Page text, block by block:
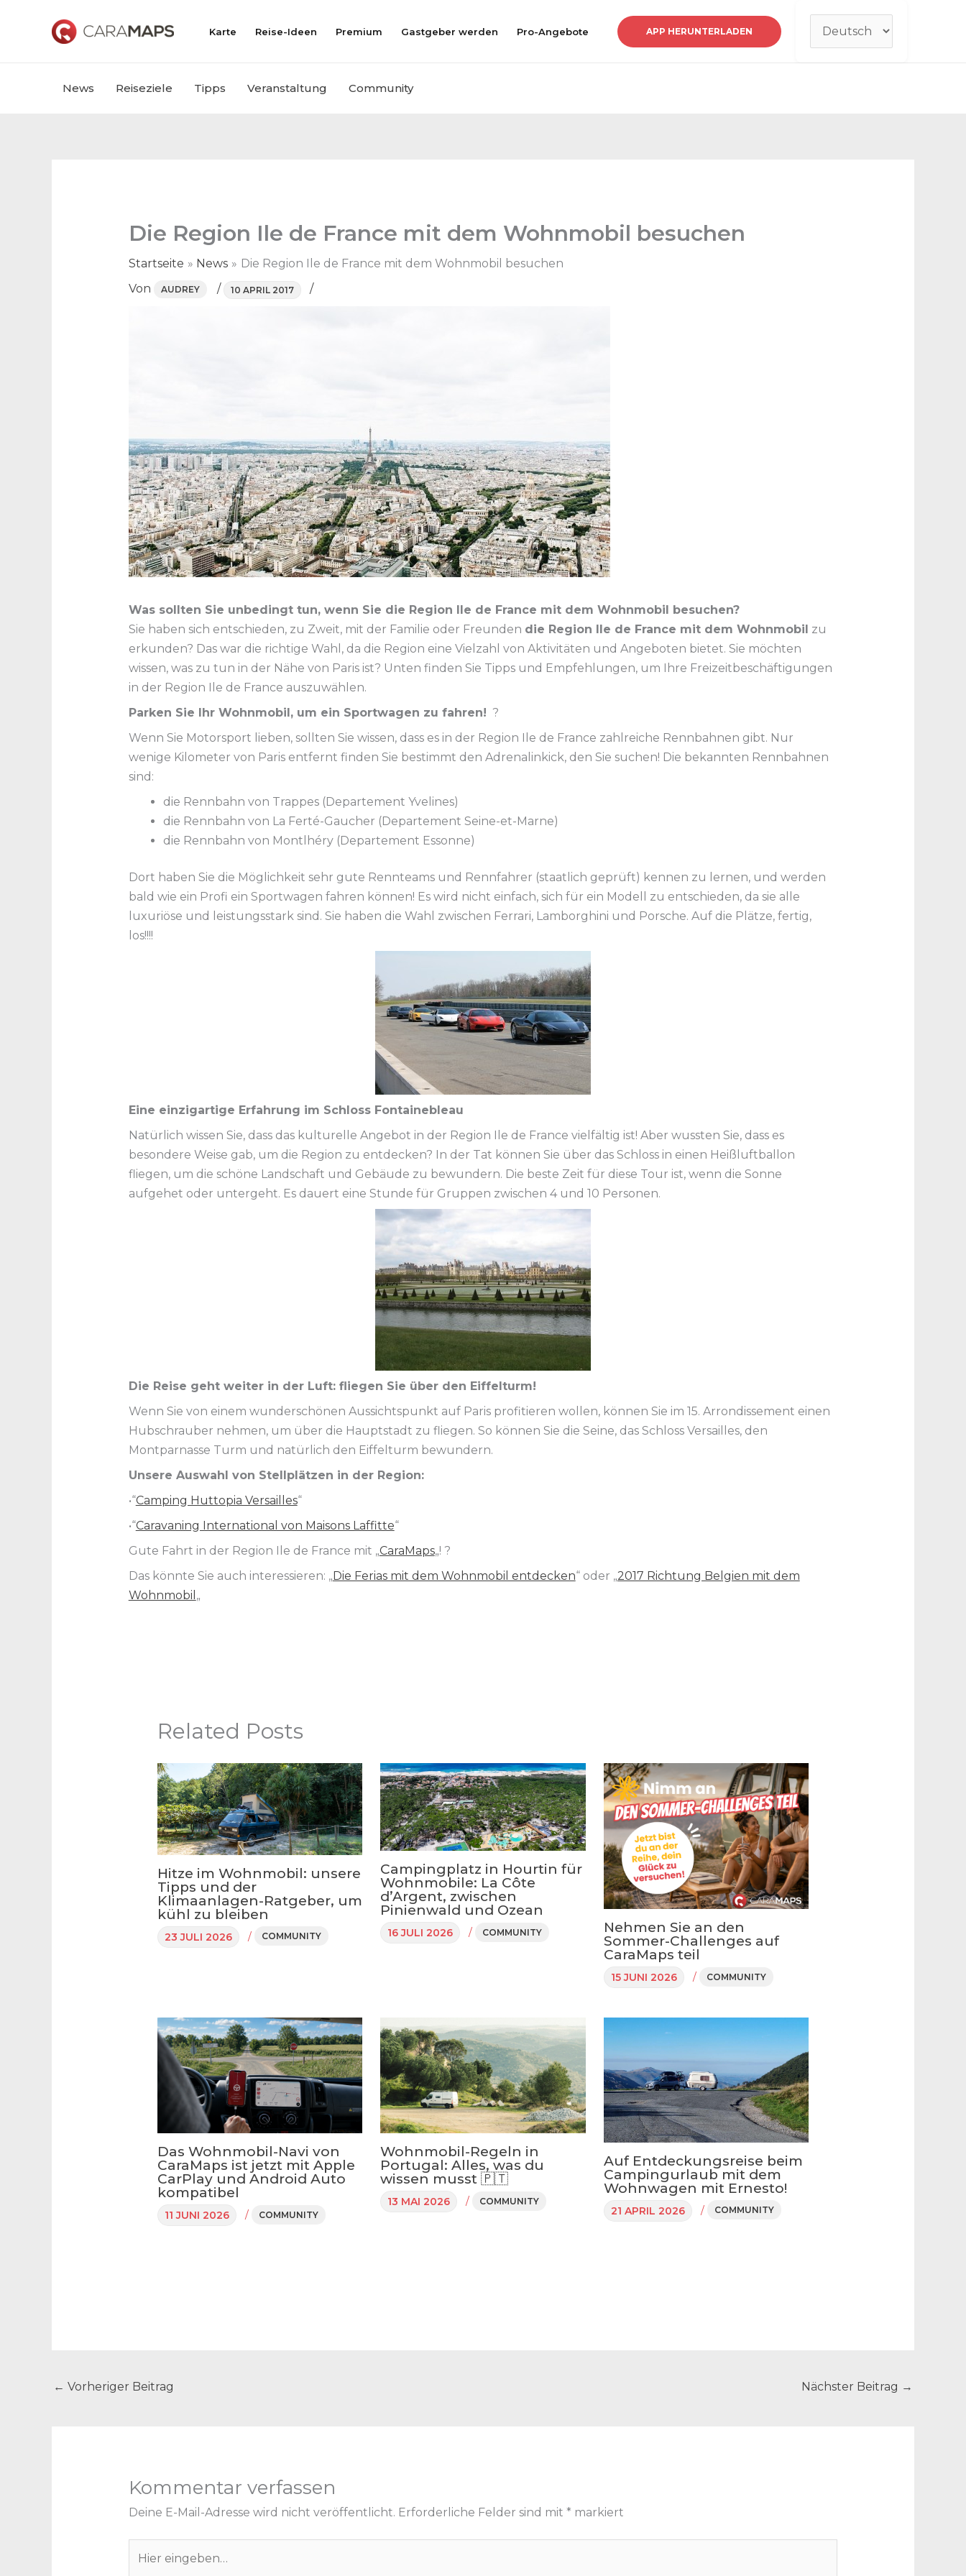
Karte Reise-Ideen Premium Gastgeber werden Pro-Angebote APP HERUNTERLADEN
Sprache
News Reiseziele Tipps Veranstaltung Community
Die Region Ile de France mit dem Wohnmobil besuchen
Startseite News
Die Region Ile de France mit dem Wohnmobil besuchen
Von
AUDREY / 10 APRIL 2017 /
Was sollten Sie unbedingt tun, wenn Sie die Region Ile de France mit dem Wohnmobil besuchen?
Sie haben sich entschieden, zu Zweit, mit der Familie oder Freunden die Region Ile de France mit dem Wohnmobil zu
erkunden? Das war die richtige Wahl, da die Region eine Vielzahl von Aktivitäten und Angeboten bietet. Sie möchten
wissen, was zu tun in der Nähe von Paris ist? Unten finden Sie Tipps und Empfehlungen, um Ihre Freizeitbeschäftigungen
in der Region Ile de France auszuwählen.
Parken Sie Ihr Wohnmobil, um ein Sportwagen zu fahren! ?
Wenn Sie Motorsport lieben, sollten Sie wissen, dass es in der Region Ile de France zahlreiche Rennbahnen gibt. Nur
wenige Kilometer von Paris entfernt finden Sie bestimmt den Adrenalinkick, den Sie suchen! Die bekannten Rennbahnen
sind:
die Rennbahn von Trappes (Departement Yvelines)
die Rennbahn von La Ferté-Gaucher (Departement Seine-et-Marne)
die Rennbahn von Montlhéry (Departement Essonne)
Dort haben Sie die Möglichkeit sehr gute Rennteams und Rennfahrer (staatlich geprüft) kennen zu lernen, und werden
bald wie ein Profi ein Sportwagen fahren können! Es wird nicht einfach, sich für ein Modell zu entschieden, da sie alle
luxuriöse und leistungsstark sind. Sie haben die Wahl zwischen Ferrari, Lamborghini und Porsche. Auf die Plätze, fertig,
los!!!!
Eine einzigartige Erfahrung im Schloss Fontainebleau
Natürlich wissen Sie, dass das kulturelle Angebot in der Region Ile de France vielfältig ist! Aber wussten Sie, dass es
besondere Weise gab, um die Region zu entdecken? In der Tat können Sie über das Schloss in einen Heißluftballon
fliegen, um die schöne Landschaft und Gebäude zu bewundern. Die beste Zeit für diese Tour ist, wenn die Sonne
aufgehet oder untergeht. Es dauert eine Stunde für Gruppen zwischen 4 und 10 Personen.
Die Reise geht weiter in der Luft: fliegen Sie über den Eiffelturm!
Wenn Sie von einem wunderschönen Aussichtspunkt auf Paris profitieren wollen, können Sie im 15. Arrondissement einen
Hubschrauber nehmen, um über die Hauptstadt zu fliegen. So können Sie die Seine, das Schloss Versailles, den
Montparnasse Turm und natürlich den Eiffelturm bewundern.
Unsere Auswahl von Stellplätzen in der Region:
•“Camping Huttopia Versailles“
•“Caravaning International von Maisons Laffitte“
Gute Fahrt in der Region Ile de France mit „CaraMaps„! ?
Das könnte Sie auch interessieren: „Die Ferias mit dem Wohnmobil entdecken“ oder „2017 Richtung Belgien mit dem
Wohnmobil „
Related Posts
Hitze im Wohnmobil: unsere
Tipps und der
Klimaanlagen-Ratgeber, um
kühl zu bleiben
23 JULI 2026 / COMMUNITY
Campingplatz in Hourtin für
Wohnmobile: La Côte
d’Argent, zwischen
Pinienwald und Ozean
16 JULI 2026 / COMMUNITY
Nehmen Sie an den
Sommer-Challenges auf
CaraMaps teil
15 JUNI 2026 / COMMUNITY
Das Wohnmobil-Navi von
CaraMaps ist jetzt mit Apple
CarPlay und Android Auto
kompatibel
11 JUNI 2026 / COMMUNITY
Wohnmobil-Regeln in
Portugal: Alles, was du
wissen musst 🇵🇹
13 MAI 2026 / COMMUNITY
Auf Entdeckungsreise beim
Campingurlaub mit dem
Wohnwagen mit Ernesto!
21 APRIL 2026 / COMMUNITY
← Vorheriger Beitrag Nächster Beitrag →
Kommentar verfassen
Deine E-Mail-Adresse wird nicht veröffentlicht. Erforderliche Felder sind mit * markiert
eingeben…